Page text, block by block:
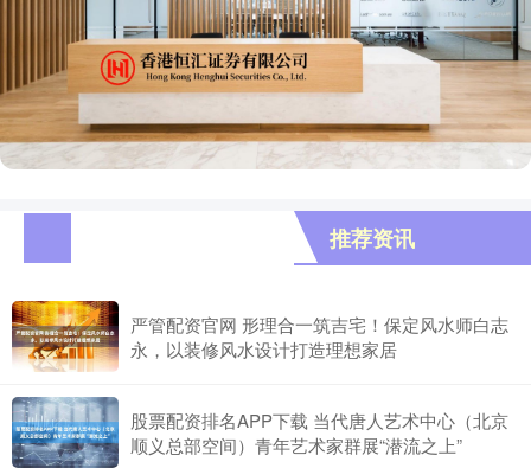
推荐资讯
严管配资官网 形理合一筑吉宅！保定风水师白志
永，以装修风水设计打造理想家居
股票配资排名APP下载 当代唐人艺术中心（北京
顺义总部空间）青年艺术家群展“潜流之上”